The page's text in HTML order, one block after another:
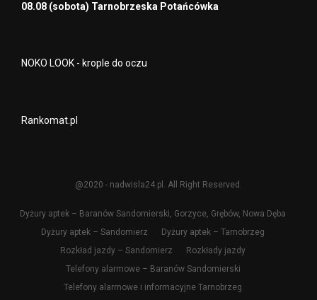
08.08 (sobota) Tarnobrzeska Potańcówka
NOKO LOOK - krople do oczu
Rankomat.pl
@2020 - nadwisla24.pl. All Right Reserved.
Dyżury aptek – Baranów Sandomierski, Gorzyce, Grębów, Nowa Dęba
Dyżury aptek – Sandomierz
Dyżury aptek – Tarnobrzeg
Rozkład jazdy – Sandomierz
Rozkłady jazdy
Telefony alarmowe – Baranów Sandomierski
Telefony alarmowe i informacyjne Tarnobrzeg